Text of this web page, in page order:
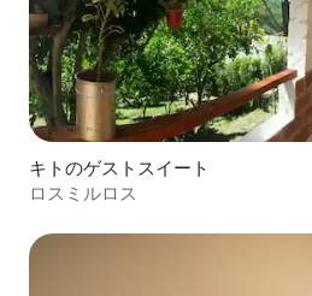
キトのゲストスイート
ロスミルロス